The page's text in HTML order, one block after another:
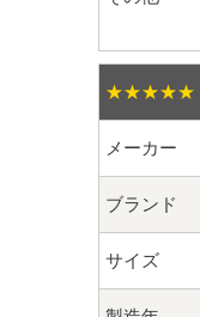
★★★★★
メーカー
ブランド
サイズ